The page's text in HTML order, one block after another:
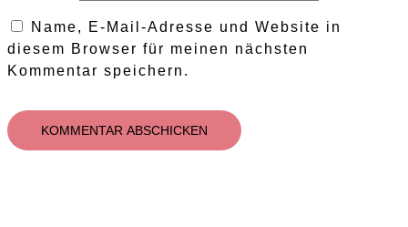
Name, E-Mail-Adresse und Website in
diesem Browser für meinen nächsten
Kommentar speichern.